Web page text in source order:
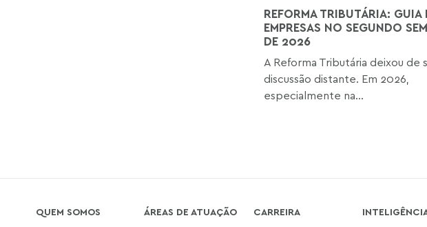
REFORMA TRIBUTÁRIA: GUIA
EMPRESAS NO SEGUNDO
DE 2026
A Reforma Tributária deixou de
discussão distante. Em 2026,
especialmente na...
QUEM SOMOS ÁREAS DE ATUAÇÃO CARREIRA